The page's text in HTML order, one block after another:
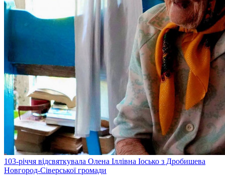
103-річчя відсвяткувала Олена Іллівна Іосько з Дробишева
Новгород-Сіверської громади